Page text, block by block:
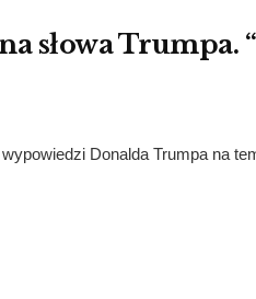
słowa Trumpa.
Donalda Trumpa na